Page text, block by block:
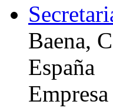
Baena,
España